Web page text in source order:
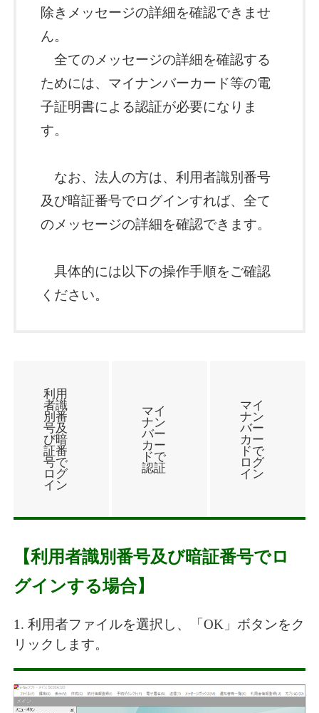
除きメッセージの詳細を確認できませ
ん。
全てのメッセージの詳細を確認する
ためには、マイナンバーカード等の電
子証明書による認証が必要になりま
す。
なお、法人の方は、利用者識別番号
及び暗証番号でログインすれば、全て
のメッセージの詳細を確認できます。
具体的には以下の操作手順をご確認
ください。
利用
者識
別番
号及
び暗
証番
号で
ログ
イン
マイ
ナン
バー
カー
ドで
認証
マイ
ナン
バー
カー
ドで
ログ
イン
【利用者識別番号及び暗証番号でロ
グインする場合】
1. 利用者ファイルを選択し、「OK」ボタンをク
リックします。